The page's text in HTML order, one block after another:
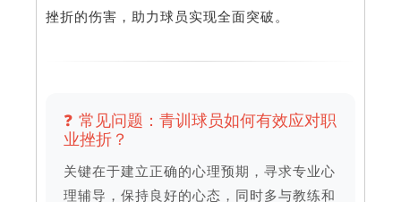
挫折的伤害，助力球员实现全面突破。
❓ 常见问题：青训球员如何有效应对职
业挫折？
关键在于建立正确的心理预期，寻求专业心
理辅导，保持良好的心态，同时多与教练和